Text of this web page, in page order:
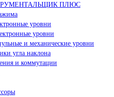
ПЛЮС
уровни
уровни
и механические уровни
угла наклона
и коммутации